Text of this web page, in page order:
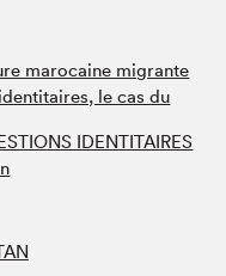
marocaine migrante
le cas du
IDENTITAIRES